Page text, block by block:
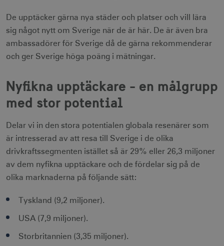
De upptäcker gärna nya städer och platser och vill lära
sig något nytt om Sverige när de är här. De är även bra
ambassadörer för Sverige då de gärna rekommenderar
och ger Sverige höga poäng i mätningar.
Nyfikna upptäckare - en målgrupp
med stor potential
Delar vi in den stora potentialen globala resenärer som
är intresserad av att resa till Sverige i de olika
drivkraftssegmenten istället så är 29% eller 26,3 miljoner
av dem nyfikna upptäckare och de fördelar sig på de
olika marknaderna på följande sätt:
Tyskland (9,2 miljoner).
USA (7,9 miljoner).
Storbritannien (3,35 miljoner).